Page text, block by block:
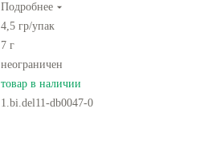
для сутажной вышивки, для
создания богатых колье, ожерелий,
браслетов, серег и колец.
Фантазируйте!
Подробнее
4,5 гр/упак
7 г
неограничен
товар в наличии
1.bi.del11-db0047-0